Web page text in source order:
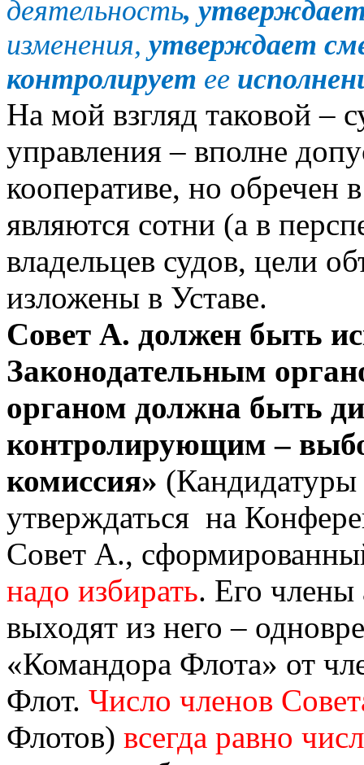
деятельность,
изменения, утверждает
контролирует ее
На мой взгляд таковой –
управления – вполне
кооперативе, но обречен
являются сотни (а в
владельцев судов, цели
изложены в Уставе.
Совет А. должен быть
Законодательным
органом должна быть
контролирующим –
комиссия»
утверждаться на
Совет А.,
надо избирать. Его члены
выходят из него –
«Командора Флота» от
Флот. Число членов
Флотов) всегда равно